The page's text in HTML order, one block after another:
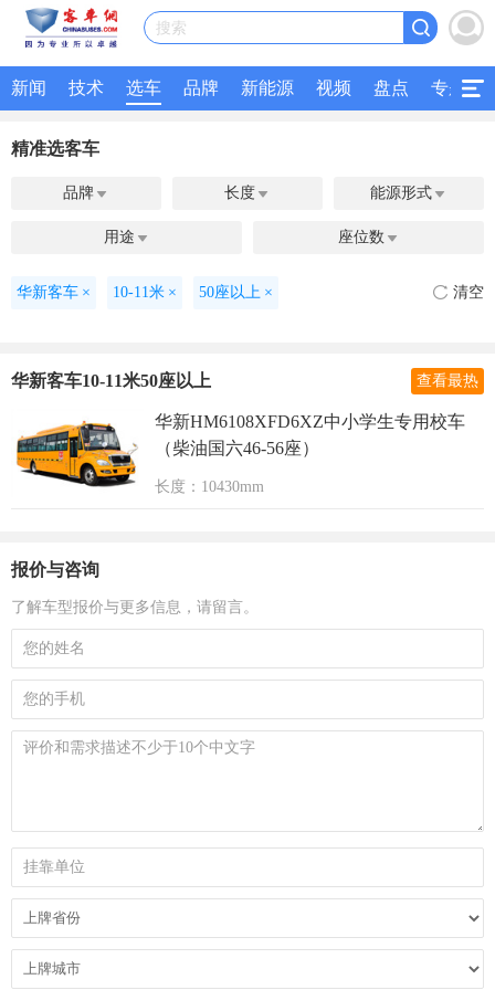
搜索
新闻 技术 选车 品牌 新能源 视频 盘点 专题
精准选客车
品牌  长度  能源形式 
用途  座位数 
华新客车 × 10-11米 × 50座以上 × 清空
华新客车10-11米50座以上 查看最热
华新HM6108XFD6XZ中小学生专用校车
（柴油国六46-56座）
长度：10430mm
报价与咨询
了解车型报价与更多信息，请留言。